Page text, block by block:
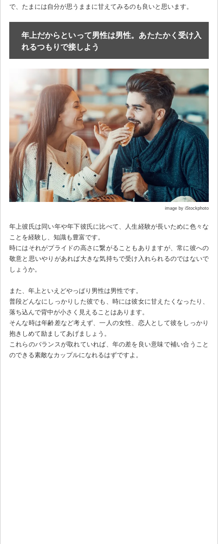
で、たまには自分が思うままに甘えてみるのも良いと思います。
年上だからといって男性は男性。あたたかく受け入
れるつもりで接しよう
image by iStockphoto
年上彼氏は同い年や年下彼氏に比べて、人生経験が長いために色々な
ことを経験し、知識も豊富です。
時にはそれがプライドの高さに繋がることもありますが、常に彼への
敬意と思いやりがあれば大きな気持ちで受け入れられるのではないで
しょうか。
また、年上といえどやっぱり男性は男性です。
普段どんなにしっかりした彼でも、時には彼女に甘えたくなったり、
落ち込んで背中が小さく見えることはあります。
そんな時は年齢差など考えず、一人の女性、恋人として彼をしっかり
抱きしめて励ましてあげましょう。
これらのバランスが取れていれば、年の差を良い意味で補い合うこと
のできる素敵なカップルになれるはずですよ。